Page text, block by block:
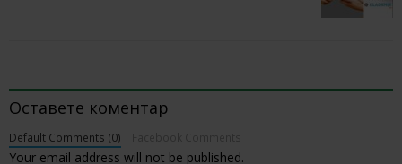
Оставете коментар
Default Comments (0)
Your email address will not be published.